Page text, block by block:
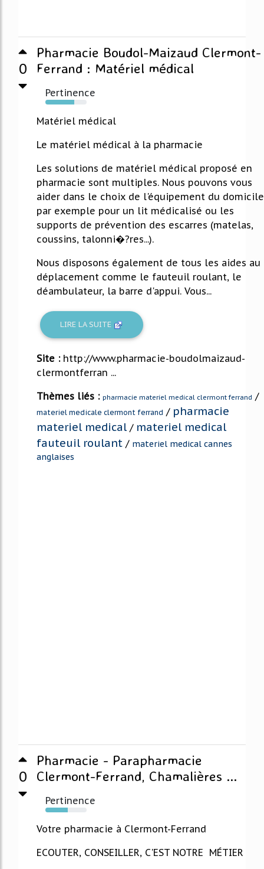
0
Pharmacie Boudol-Maizaud Clermont-
Ferrand : Matériel médical
Pertinence
70%
Matériel médical
Le matériel médical à la pharmacie
Les solutions de matériel médical proposé en
pharmacie sont multiples. Nous pouvons vous
aider dans le choix de l'équipement du domicile
par exemple pour un lit médicalisé ou les
supports de prévention des escarres (matelas,
coussins, talonni�?res...).
Nous disposons également de tous les aides au
déplacement comme le fauteuil roulant, le
déambulateur, la barre d'appui. Vous...
LIRE LA SUITE
Site : http://www.pharmacie-boudolmaizaud-
clermontferran ...
Thèmes liés : pharmacie materiel medical clermont ferrand /
materiel medicale clermont ferrand / pharmacie
materiel medical / materiel medical
fauteuil roulant / materiel medical cannes
anglaises
0
Pharmacie - Parapharmacie
Clermont-Ferrand, Chamalières ...
Pertinence
54%
Votre pharmacie à Clermont-Ferrand
ECOUTER, CONSEILLER, C'EST NOTRE MÉTIER